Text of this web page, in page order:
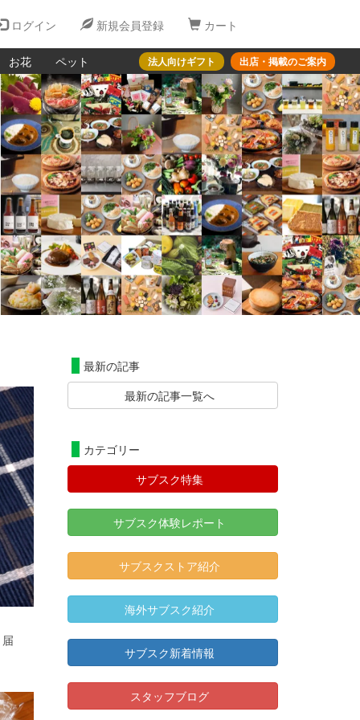
ログイン 新規会員登録 カート
お花 ペット 法人向けギフト 出店・掲載のご案内
最新の記事
最新の記事一覧へ
カテゴリー
サブスク特集
サブスク体験レポート
サブスクストア紹介
海外サブスク紹介
サブスク新着情報
スタッフブログ